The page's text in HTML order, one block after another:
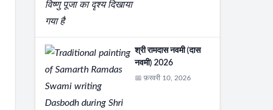
श्री रामदास नवमी (दास
नवमी) 2026
📅 फ़रवरी 10, 2026